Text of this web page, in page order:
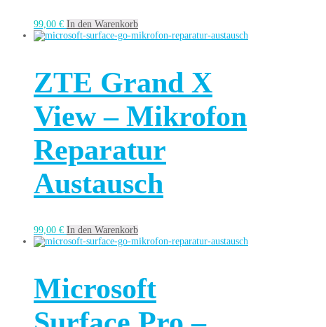
99,00 € In den Warenkorb
ZTE Grand X
View – Mikrofon
Reparatur
Austausch
99,00 € In den Warenkorb
Microsoft